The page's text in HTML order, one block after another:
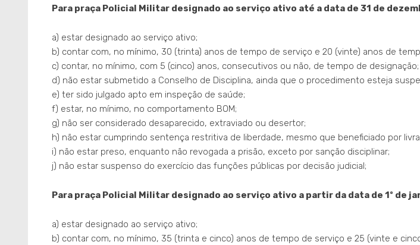
Para praça Policial Militar designado ao serviço ativo até a data de 31 de
a) estar designado ao serviço ativo;
b) contar com, no mínimo, 30 (trinta) anos de tempo de serviço e 20 (vinte) anos de
c) contar, no mínimo, com 5 (cinco) anos, consecutivos ou não, de tempo de designação;
d) não estar submetido a Conselho de Disciplina, ainda que o procedimento esteja
e) ter sido julgado apto em inspeção de saúde;
f) estar, no mínimo, no comportamento BOM;
g) não ser considerado desaparecido, extraviado ou desertor;
h) não estar cumprindo sentença restritiva de liberdade, mesmo que beneficiado por
i) não estar preso, enquanto não revogada a prisão, exceto por sanção disciplinar;
j) não estar suspenso do exercício das funções públicas por decisão judicial;
Para praça Policial Militar designado ao serviço ativo a partir da data de 1º de
a) estar designado ao serviço ativo;
b) contar com, no mínimo, 35 (trinta e cinco) anos de tempo de serviço e 25 (vinte e